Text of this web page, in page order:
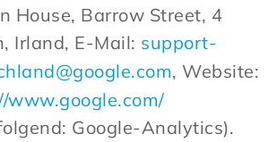
House, Barrow Street, 4
Irland, E-Mail: support-
, Website:
www.google.com/
Google-Analytics).